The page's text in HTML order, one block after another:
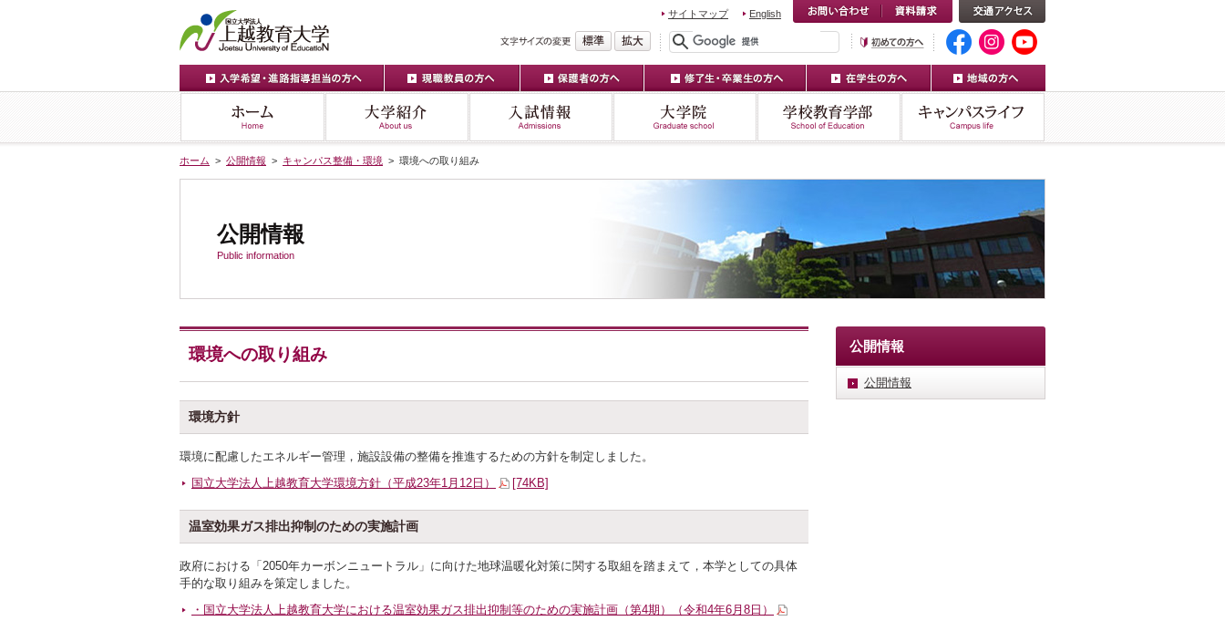
サイトマップ English
ホーム > 公開情報 > キャンパス整備・環境 > 環境への取り組み
公開情報
Public information
環境への取り組み
環境方針
環境に配慮したエネルギー管理，施設設備の整備を推進するための方針を制定しました。
国立大学法人上越教育大学環境方針（平成23年1月12日）
[74KB]
温室効果ガス排出抑制のための実施計画
政府における「2050年カーボンニュートラル」に向けた地球温暖化対策に関する取組を踏まえて，本学としての具体
手的な取り組みを策定しました。
・ 国立大学法人上越教育大学における温室効果ガス排出抑制等のための実施計画（第4期）（令和4年6月8日）
公開情報
公開情報